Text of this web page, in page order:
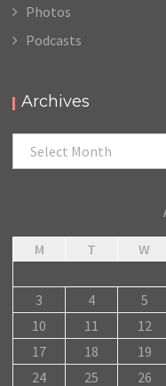
Photos
Podcasts
Archives
Archives
M T W
3
4 5
10
11 12
17
18 19
24
25 26